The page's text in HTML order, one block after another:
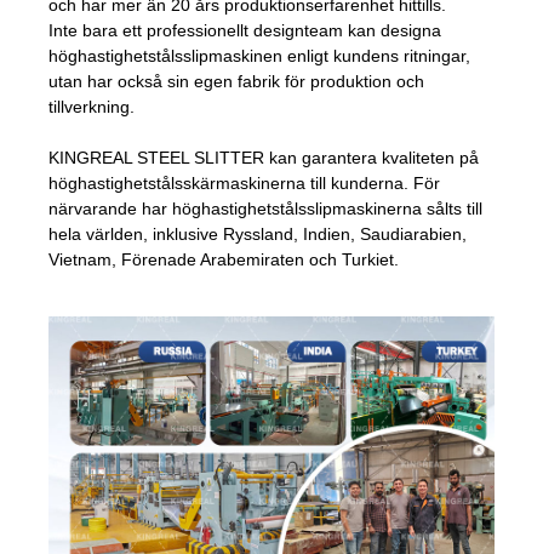
och har mer än 20 års produktionserfarenhet hittills.
Inte bara ett professionellt designteam kan designa
höghastighetstålsslipmaskinen enligt kundens ritningar,
utan har också sin egen fabrik för produktion och
tillverkning.
KINGREAL STEEL SLITTER kan garantera kvaliteten på
höghastighetstålsskärmaskinerna till kunderna. För
närvarande har höghastighetstålsslipmaskinerna sålts till
hela världen, inklusive Ryssland, Indien, Saudiarabien,
Vietnam, Förenade Arabemiraten och Turkiet.